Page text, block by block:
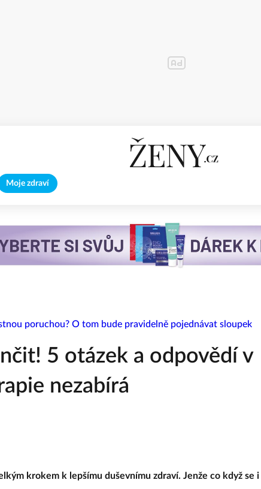
Moje zdraví
5 otázek a odpovědí v
nezabírá
krokem k lepšímu duševnímu zdraví. Jenže co když se i